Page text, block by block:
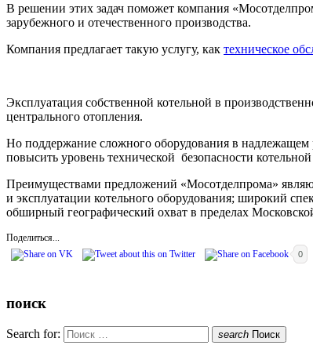
В решении этих задач поможет компания
зарубежного и отечественного производства.
Компания предлагает такую услугу, как техническое
Эксплуатация собственной котельной в
центрального отопления.
Но поддержание сложного оборудования в надлежащем
повысить уровень технической безопасности
Преимуществами предложений «Мосотделпрома»
и эксплуатации котельного оборудования; широкий
обширный географический охват в пределах
Поделиться...
0
поиск
Search for: search Поиск